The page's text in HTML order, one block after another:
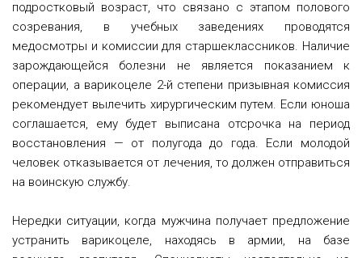
подростковый возраст, что связано с этапом полового
созревания, в учебных заведениях проводятся
медосмотры и комиссии для старшеклассников. Наличие
зарождающейся болезни не является показанием к
операции, а варикоцеле 2-й степени призывная комиссия
рекомендует вылечить хирургическим путем. Если юноша
соглашается, ему будет выписана отсрочка на период
восстановления — от полугода до года. Если молодой
человек отказывается от лечения, то должен отправиться
на воинскую службу.
Нередки ситуации, когда мужчина получает предложение
устранить варикоцеле, находясь в армии, на базе